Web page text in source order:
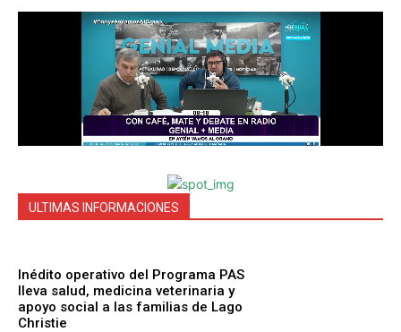
ULTIMAS INFORMACIONES
Inédito operativo del Programa PAS
lleva salud, medicina veterinaria y
apoyo social a las familias de Lago
Christie